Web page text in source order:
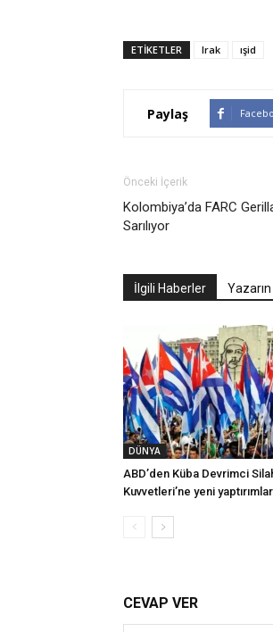
ETIKETLER Irak ışid
Paylaş
Önceki İçerik
Kolombiya’da FARC
Sarılıyor
İlgili Haberler
DÜNYA
ABD’den Küba Devrimci
Kuvvetleri’ne yeni yaptırımlar
CEVAP VER